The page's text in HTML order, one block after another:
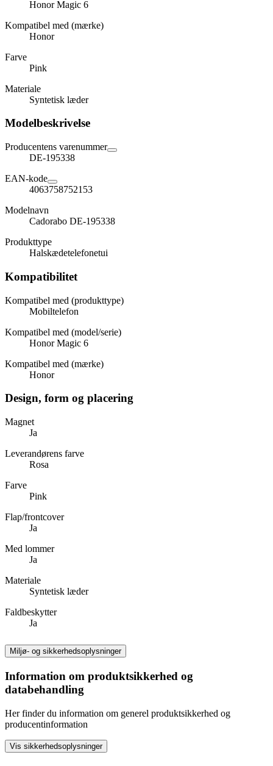
Honor Magic 6
Kompatibel med (mærke)
Honor
Farve
Pink
Materiale
Syntetisk læder
Modelbeskrivelse
Producentens varenummer
DE-195338
EAN-kode
4063758752153
Modelnavn
Cadorabo DE-195338
Produkttype
Halskædetelefonetui
Kompatibilitet
Kompatibel med (produkttype)
Mobiltelefon
Kompatibel med (model/serie)
Honor Magic 6
Kompatibel med (mærke)
Honor
Design, form og placering
Magnet
Ja
Leverandørens farve
Rosa
Farve
Pink
Flap/frontcover
Ja
Med lommer
Ja
Materiale
Syntetisk læder
Faldbeskytter
Ja
Miljø- og sikkerhedsoplysninger
Information om produktsikkerhed og
databehandling
Her finder du information om generel produktsikkerhed og
producentinformation
Vis sikkerhedsoplysninger